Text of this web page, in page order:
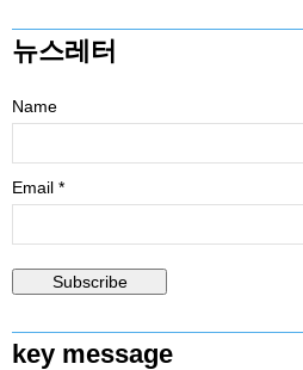
뉴스레터
Name
Email *
key message